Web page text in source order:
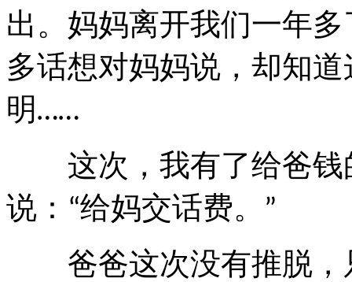
出。妈妈离开我们一年
多话想对妈妈说，却知
明……
这次，我有了给爸钱
说： “给妈交话费。 ”
爸爸这次没有推脱，